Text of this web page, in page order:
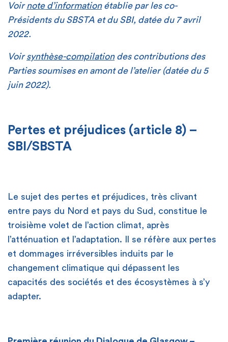
Voir note d’informationétablie par les co-
Présidents du SBSTA et du SBI, datée du 7 avril
2022.
Voirsynthèse-compilationdes contributions des
Parties soumises en amont de l’atelier (datée du 5
juin 2022).
Pertes et préjudices (article 8) –
SBI/SBSTA
Le sujet des pertes et préjudices, très clivant
entre pays du Nord et pays du Sud, constitue le
troisième volet de l’action climat, après
l’atténuation et l’adaptation. Il se réfère aux pertes
et dommages irréversibles induits par le
changement climatique qui dépassent les
capacités des sociétés et des écosystèmes à s’y
adapter.